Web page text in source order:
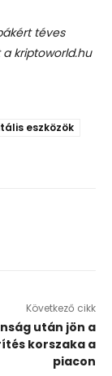
téves
kriptoworld.hu
eszközök
Következő cikk
után jön a
korszaka a
piacon